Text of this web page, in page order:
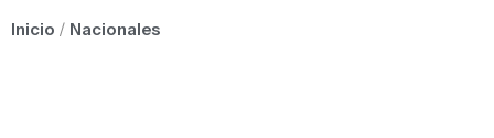
Inicio / Nacionales